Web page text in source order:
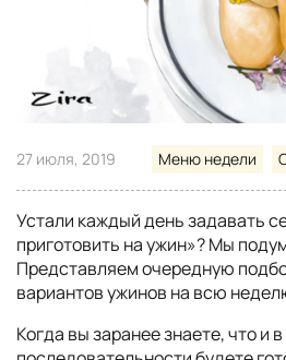
27 июля, 2019 Меню недели
Устали каждый день задавать
приготовить на ужин»? Мы
Представляем очередную
вариантов ужинов на всю
Когда вы заранее знаете, что и в